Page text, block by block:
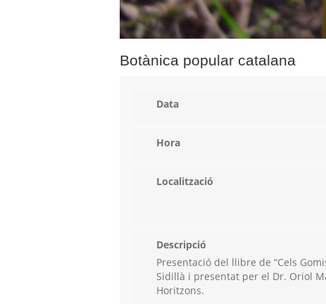
Botànica popular catalana
Data
Hora
Localització
Descripció
Presentació del llibre de “Cels
Sidillà i presentat per el Dr. Oriol
Horitzons.